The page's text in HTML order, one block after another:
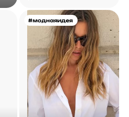
#моднаяидея